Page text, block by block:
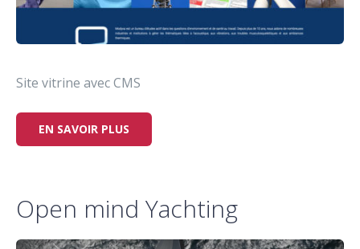
Site vitrine avec CMS
EN SAVOIR PLUS
Open mind Yachting